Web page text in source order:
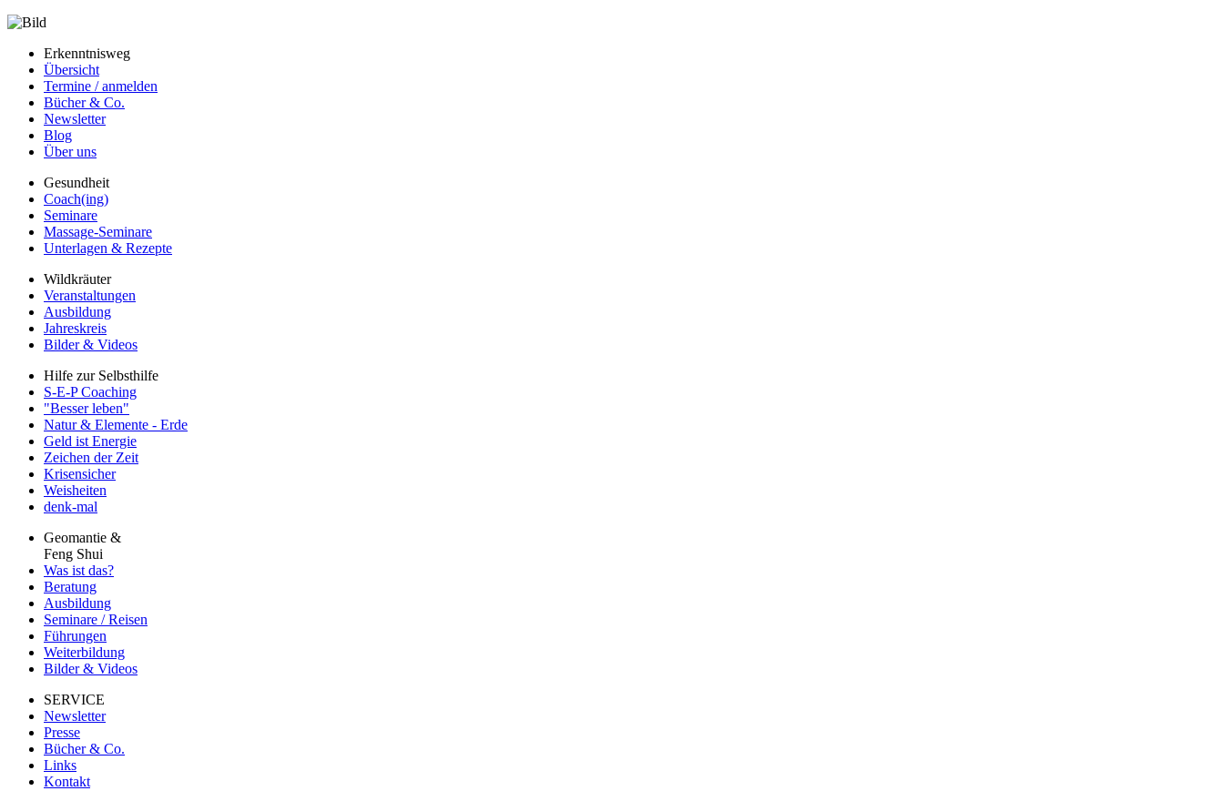
Erkenntnisweg
Übersicht
Termine / anmelden
Bücher & Co.
Newsletter
Blog
Über uns
Gesundheit
Coach(ing)
Seminare
Massage-Seminare
Unterlagen & Rezepte
Wildkräuter
Veranstaltungen
Ausbildung
Jahreskreis
Bilder & Videos
Hilfe zur Selbsthilfe
S-E-P Coaching
"Besser leben"
Natur & Elemente - Erde
Geld ist Energie
Zeichen der Zeit
Krisensicher
Weisheiten
denk-mal
Geomantie &
Feng Shui
Was ist das?
Beratung
Ausbildung
Seminare / Reisen
Führungen
Weiterbildung
Bilder & Videos
SERVICE
Newsletter
Presse
Bücher & Co.
Links
Kontakt